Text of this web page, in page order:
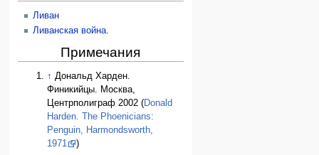
Ливан
Ливанская война.
Примечания
↑ Дональд Харден.
Финикийцы. Москва,
Центрполиграф 2002 (Donald
Harden. The Phoenicians:
Penguin, Harmondsworth,
1971
)